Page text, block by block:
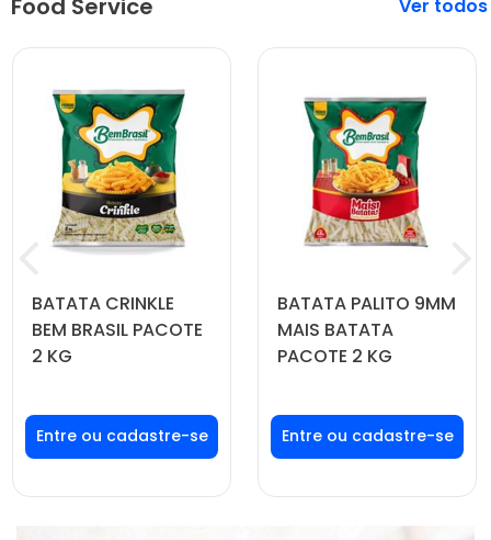
Food Service
BATATA CRINKLE
BEM BRASIL PACOTE
2 KG
Faça seu login ou
cadastre-se para
ver preços e
BATATA PALITO 9MM
MAIS BATATA
PACOTE 2 KG
Faça seu login ou
cadastre-se para
ver preços e